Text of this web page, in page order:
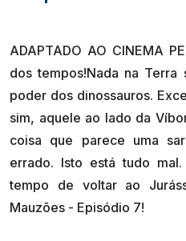
ADAPTADO AO CINEMA
dos tempos!Nada na Terra
poder dos dinossauros.
sim, aquele ao lado da
coisa que parece uma
errado. Isto está tudo
tempo de voltar ao